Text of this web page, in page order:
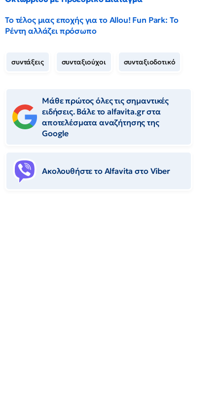
Το τέλος μιας εποχής για το Allou! Fun Park: Το
Ρέντη αλλάζει πρόσωπο
συντάξεις συνταξιούχοι συνταξιοδοτικό
Μάθε πρώτος όλες τις σημαντικές
ειδήσεις. Βάλε το alfavita.gr στα
αποτελέσματα αναζήτησης της
Google
Ακολουθήστε το Αlfavita στο Viber